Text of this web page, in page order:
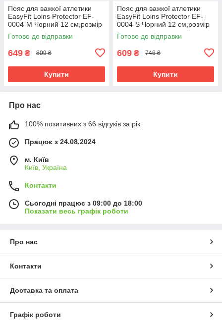
Пояс для важкої атлетики
EasyFit Loins Protector EF-
0004-М Чорний 12 см,розмір
М (70-85 см)
Готово до відправки
649 ₴ 809 ₴
Купити
Пояс для важкої атлетики
EasyFit Loins Protector EF-
0004-S Чорний 12 см,розмір
S (60-75 см)
Готово до відправки
609 ₴ 746 ₴
Купити
Про нас
100% позитивних з 66 відгуків за рік
Працює з 24.08.2024
м. Київ
Київ, Україна
Контакти
Сьогодні працює з 09:00 до 18:00
Показати весь графік роботи
Про нас
Контакти
Доставка та оплата
Графік роботи